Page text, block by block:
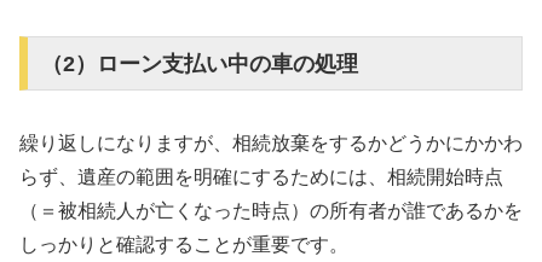
（2）ローン支払い中の車の処理
繰り返しになりますが、相続放棄をするかどうかにかかわ
らず、遺産の範囲を明確にするためには、相続開始時点
（＝被相続人が亡くなった時点）の所有者が誰であるかを
しっかりと確認することが重要です。